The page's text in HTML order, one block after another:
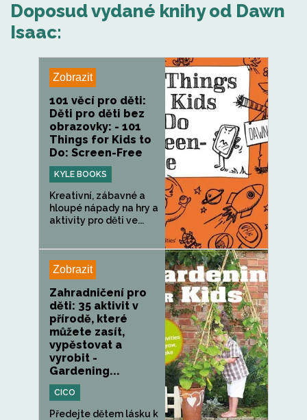
Doposud vydané knihy od Dawn
Isaac:
Zobrazit
101 věcí pro děti:
Děti pro děti bez
obrazovky: - 101
Things for Kids to
Do: Screen-Free
KYLE BOOKS
Kreativní, zábavné a
hloupé nápady na hry a
aktivity pro děti ve...
Zobrazit
Zahradničení pro
děti: 35 aktivit v
přírodě, které
můžete zasít,
vypěstovat a
vyrobit -
Gardening...
CICO
Předejte dětem lásku k